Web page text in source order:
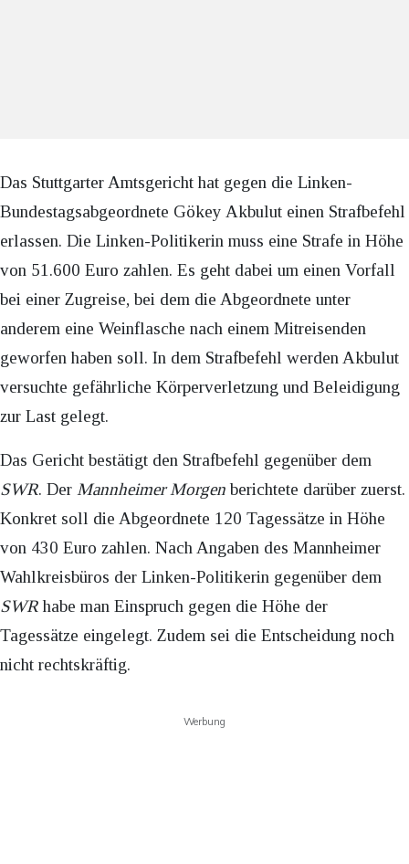
Das Stuttgarter Amtsgericht hat gegen die Linken-
Bundestagsabgeordnete Gökey Akbulut einen Strafbefehl
erlassen. Die Linken-Politikerin muss eine Strafe in Höhe
von 51.600 Euro zahlen. Es geht dabei um einen Vorfall
bei einer Zugreise, bei dem die Abgeordnete unter
anderem eine Weinflasche nach einem Mitreisenden
geworfen haben soll. In dem Strafbefehl werden Akbulut
versuchte gefährliche Körperverletzung und Beleidigung
zur Last gelegt.
Das Gericht bestätigt den Strafbefehl gegenüber dem
SWR. Der Mannheimer Morgenberichtete darüber zuerst.
Konkret soll die Abgeordnete 120 Tagessätze in Höhe
von 430 Euro zahlen. Nach Angaben des Mannheimer
Wahlkreisbüros der Linken-Politikerin gegenüber dem
SWRhabe man Einspruch gegen die Höhe der
Tagessätze eingelegt. Zudem sei die Entscheidung noch
nicht rechtskräftig.
Werbung